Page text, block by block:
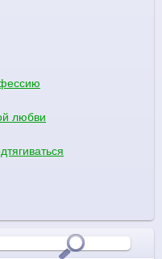
любви